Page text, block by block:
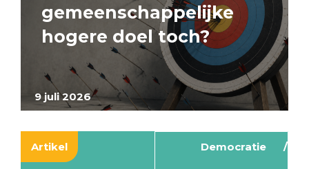
9 juli 2026
gemeenschappelijke
hogere doel toch?
Artikel Democratie